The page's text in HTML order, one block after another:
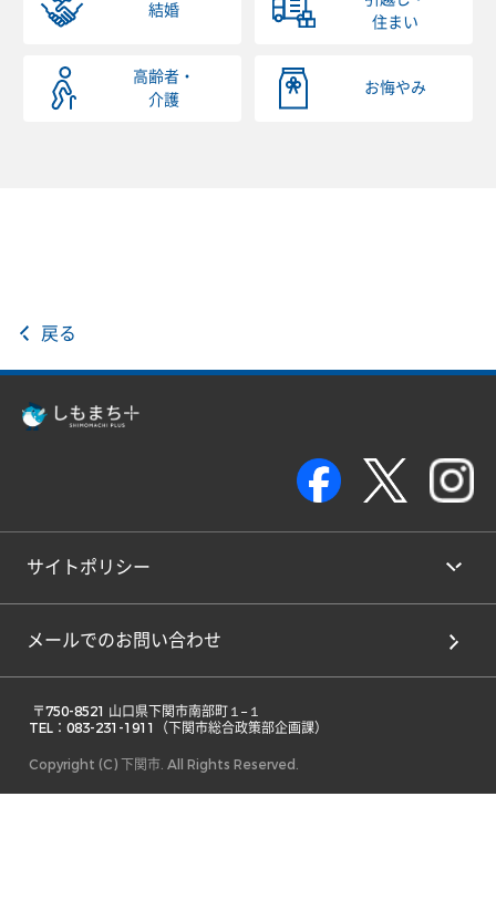
結婚
住まい
高齢者・
介護
お悔やみ
戻る
サイトポリシー
メールでのお問い合わせ
TEL：083-231-1911（下関市総合政策部企画課）
Copyright (C) 下関市. All Rights Reserved.